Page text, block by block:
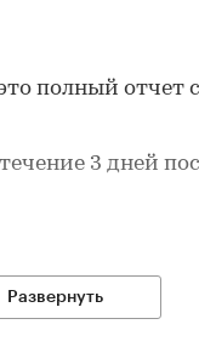
полный отчет
3 дней
ценам на
Развернуть